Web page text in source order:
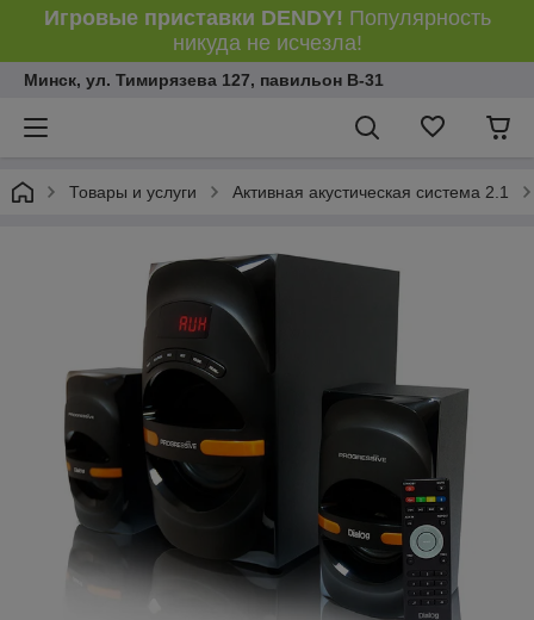
Игровые приставки DENDY! Популярность
никуда не исчезла!
Минск, ул. Тимирязева 127, павильон В-31
Товары и услуги Активная акустическая система 2.1